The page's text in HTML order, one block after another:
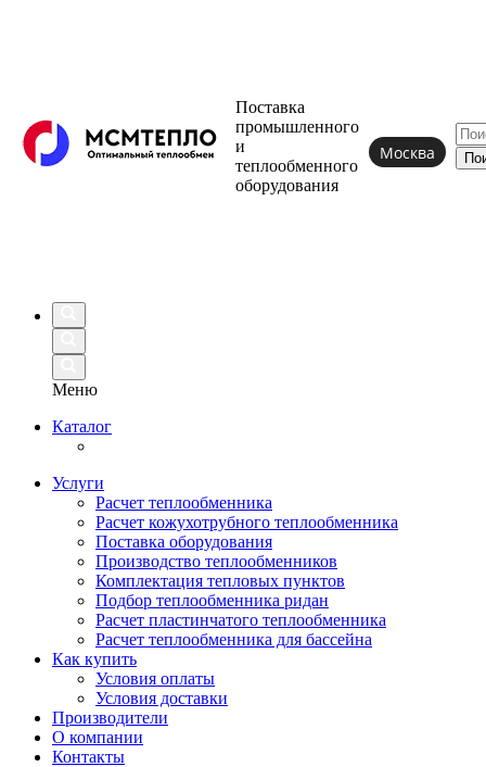
Поставка
промышленного
и
теплообменного
оборудования
Москва
Меню
Каталог
Услуги
Расчет теплообменника
Расчет кожухотрубного теплообменника
Поставка оборудования
Производство теплообменников
Комплектация тепловых пунктов
Подбор теплообменника ридан
Расчет пластинчатого теплообменника
Расчет теплообменника для бассейна
Как купить
Условия оплаты
Условия доставки
Производители
О компании
Контакты